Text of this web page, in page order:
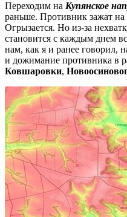
Переходим на Купянское
раньше. Противник зажат на
Огрызается. Но из-за
становится с каждым днем
нам, как я и ранее говорил,
и дожимание противника в
Ковшаровки,